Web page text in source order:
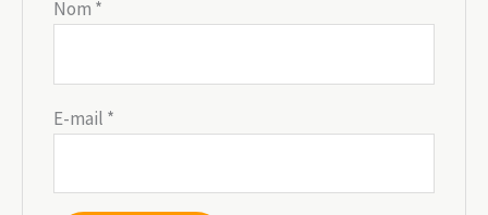
Nom *
E-mail *